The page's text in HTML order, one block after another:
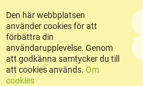
Den här webbplatsen
använder cookies för att
förbättra din
användarupplevelse. Genom
att godkänna samtycker du till
att cookies används. Om
cookies